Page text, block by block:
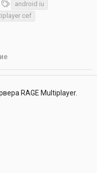
е
г
android iu
cef
RAGE Multiplayer.